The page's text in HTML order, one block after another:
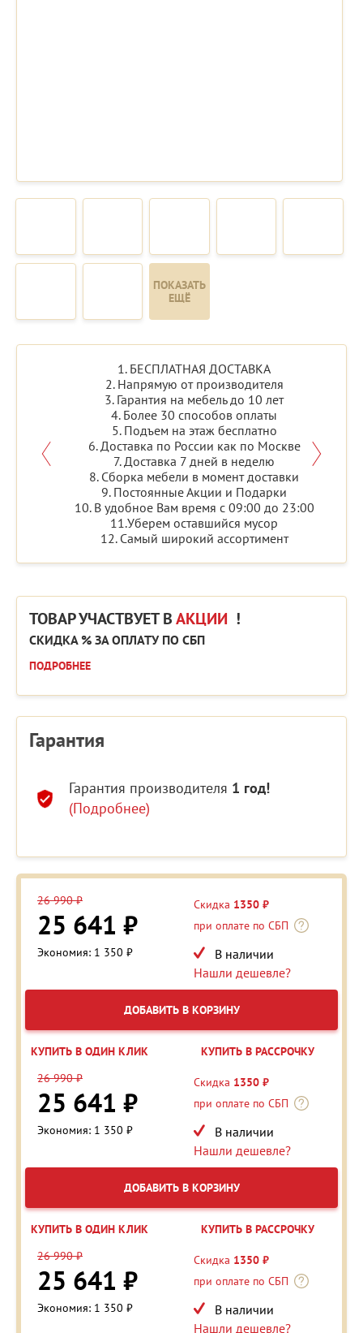
ПОКАЗАТЬ
ЕЩЁ
1. БЕСПЛАТНАЯ ДОСТАВКА
2. Напрямую от производителя
3. Гарантия на мебель до 10 лет
4. Более 30 способов оплаты
5. Подъем на этаж бесплатно
6. Доставка по России как по Москве
7. Доставка 7 дней в неделю
8. Сборка мебели в момент доставки
9. Постоянные Акции и Подарки
10. В удобное Вам время с 09:00 до 23:00
11.Уберем оставшийся мусор
12. Самый широкий ассортимент
ТОВАР УЧАСТВУЕТ ВАКЦИИ !
СКИДКА % ЗА ОПЛАТУ ПО СБП
ПОДРОБНЕЕ
Гарантия
Гарантия производителя 1 год!
(Подробнее)
26 990 ₽
25 641 ₽
Экономия: 1 350 ₽
Скидка 1350 ₽
при оплате по СБП
В наличии
Нашли дешевле?
ДОБАВИТЬ В КОРЗИНУ
КУПИТЬ В ОДИН КЛИК
КУПИТЬ В РАССРОЧКУ
26 990 ₽
25 641 ₽
Экономия: 1 350 ₽
Скидка 1350 ₽
при оплате по СБП
В наличии
Нашли дешевле?
ДОБАВИТЬ В КОРЗИНУ
КУПИТЬ В ОДИН КЛИК
КУПИТЬ В РАССРОЧКУ
26 990 ₽
25 641 ₽
Экономия: 1 350 ₽
Скидка 1350 ₽
при оплате по СБП
В наличии
Нашли дешевле?